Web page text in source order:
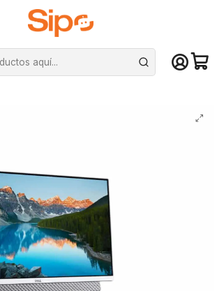
y recibe hoy! De lunes a sábado en el gran
desde $29.990
Pc Armadas Notebooks
5400 de 23.8“ (i7-1165G7, GeForce MX330, 16GB
SSD+1TB, Win10, Plateado)